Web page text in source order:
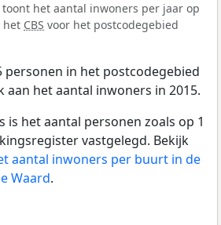
het aantal inwoners per jaar op
het CBS voor het postcodegebied
personen in het postcodegebied
aan het aantal inwoners in 2015.
is het aantal personen zoals op 1
vastgelegd. Bekijk
aantal inwoners per buurt in de
Waard.